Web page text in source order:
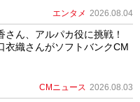
エンタメ 2026.08.04
さん、アルパカ役に挑戦！
衣織さんがソフトバンクCM
CMニュース 2026.08.03